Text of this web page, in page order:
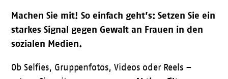
Machen Sie mit! So einfach geht’s:Setzen Sie ein
starkes Signal gegen Gewalt an Frauen in den
sozialen Medien.
Ob Selfies, Gruppenfotos, Videos oder Reels –